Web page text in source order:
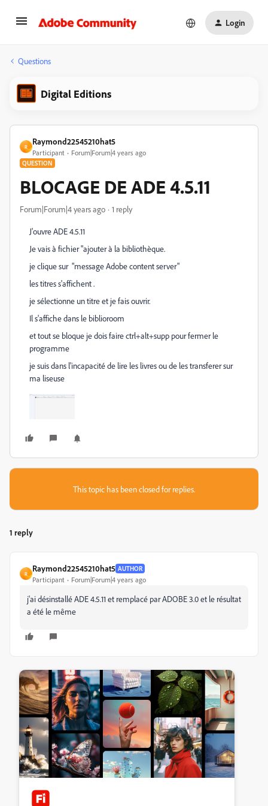
Login
Questions
Digital Editions
R
Raymond22545210hat5
Participant Forum|Forum|4 years ago
QUESTION
BLOCAGE DE ADE 4.5.11
Forum|Forum|4 years ago 1 reply
J'ouvre ADE 4.5.11
Je vais à fichier "ajouter à la bibliothèque.
je clique sur "message Adobe content server"
les titres s'affichent .
je sélectionne un titre et je fais ouvrir.
Il s'affiche dans le biblioroom
et tout se bloque je dois faire ctrl+alt+supp pour fermer le
programme
je suis dans l'incapacité de lire les livres ou de les transferer sur
ma liseuse
This topic has been closed for replies.
1 reply
R
Raymond22545210hat5 AUTHOR
Participant Forum|Forum|4 years ago
j'ai désinstallé ADE 4.5.11 et remplacé par ADOBE 3.0 et le résultat
a été le même